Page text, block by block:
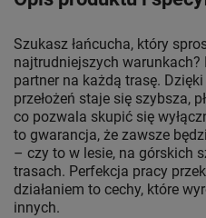
Szukasz łańcucha, który
najtrudniejszych warunkach?
partner na każdą trasę.
przełożeń staje się szybsza,
co pozwala skupić się
to gwarancja, że zawsze
– czy to w lesie, na górskich
trasach. Perfekcja pracy
działaniem to cechy, które
innych.